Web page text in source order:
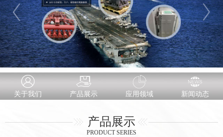
关于我们 产品展示 应用领域 新闻动态
产品展示
PRODUCT SERIES